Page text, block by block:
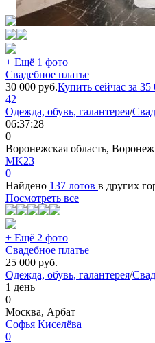
+ Ещё 1 фото
Свадебное платье
30 000 руб.Купить сейчас за 35
42
Одежда, обувь, галантерея/
06:37:28
0
Воронежская область, Воронеж
МK23
0
Найдено 137 лотов в других
Посмотреть все
+ Ещё 2 фото
Свадебное платье
25 000 руб.
Одежда, обувь, галантерея/
1 день
0
Москва, Арбат
Софья Киселёва
0